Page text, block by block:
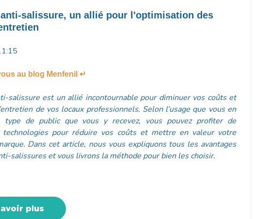
salissure, un allié pour l'optimisation des
au blog Menfenil ↵
salissure est un allié incontournable pour diminuer vos coûts et
de vos locaux professionnels. Selon l’usage que vous en
de public que vous y recevez, vous pouvez profiter de
technologies pour réduire vos coûts et mettre en valeur votre
Dans cet article, nous vous expliquons tous les avantages
salissures et vous livrons la méthode pour bien les choisir.
plus